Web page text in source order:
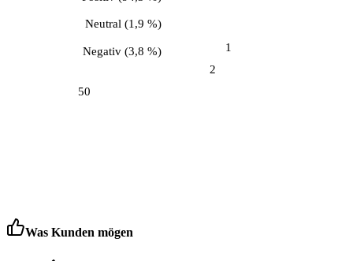
2
Negativ(3,8 %) 1
Neutral(1,9 %)
50
Was Kunden mögen